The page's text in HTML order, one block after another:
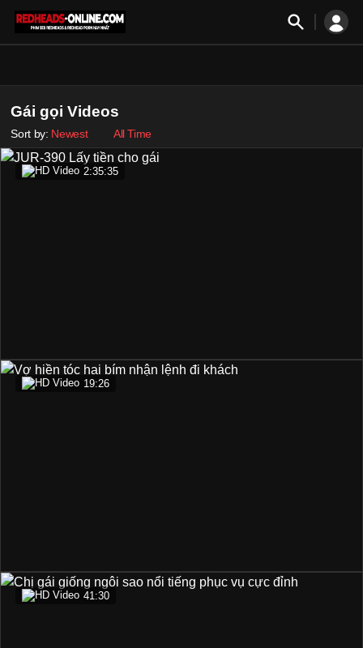
Gái gọi Videos
Sort by: Newest All Time
2:35:35
19:26
41:30